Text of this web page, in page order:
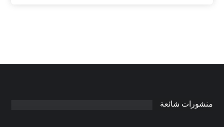
منشورات شائعة